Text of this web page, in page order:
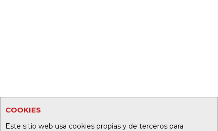
COOKIES
Este sitio web usa cookies propias y de terceros para